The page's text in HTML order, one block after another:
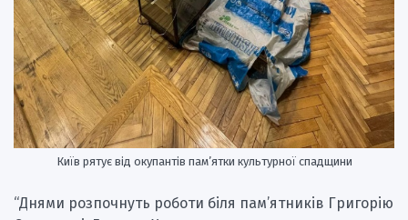
Київ рятує від окупантів пам’ятки культурної спадщини
“Днями розпочнуть роботи біля пам’ятників Григорію